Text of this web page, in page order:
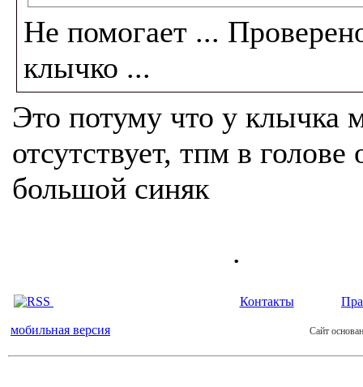
Не помогает ...
клычко ...
Это потуму что у клычка
отсутствует, тпм в голове
большой синяк
.
Контакты
мобильная версия Сайт